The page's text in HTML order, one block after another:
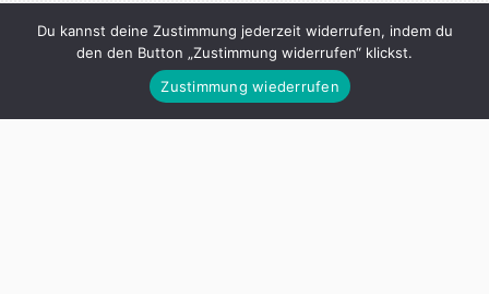
Was wäre, wenn die Deutschen auf einen arbeitsfreien
Tag verzichteten? Neun bundesweite Feiertage gibt es
hierzulande. Weitere kommen hinzu, je nach
Du kannst deine Zustimmung jederzeit widerrufen, indem du
den den Button „Zustimmung widerrufen“ klickst.
Zustimmung wiederrufen